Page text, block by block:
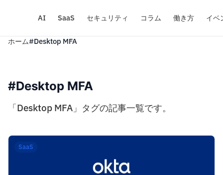
AI SaaS セキュリティ コラム 働き方 イベ
ホーム#Desktop MFA
#Desktop MFA
「Desktop MFA」タグの記事一覧です。
SaaS